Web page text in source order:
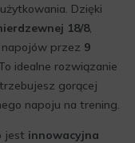
Dzięki
18/8,
napojów przez 9
idealne rozwiązanie
gorącej
napoju na trening.
jest innowacyjna